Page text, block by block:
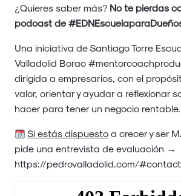
¿Quieres saber más? No te pierdas
podcast de
Una iniciativa de Santiago Torre
Valladolid Borao
dirigida a empresarios, con el
valor, orientar y ayudar a reflexionar
hacer para tener un negocio rentable.
Si estás dispuesto a crecer y ser
pide una entrevista de evaluación →
https://pedrovalladolid.com/